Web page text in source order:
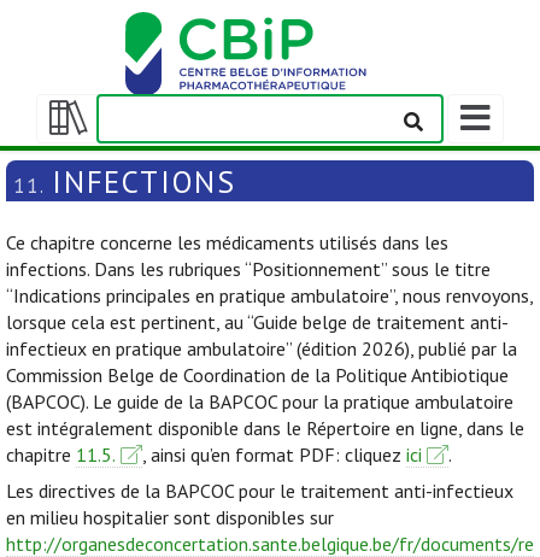
Afficher/masquer
la
table
matières
Afficher/
la
barre
navigation
11. INFECTIONS
Ce chapitre concerne les médicaments utilisés dans les
infections. Dans les rubriques “Positionnement” sous le titre
“Indications principales en pratique ambulatoire”, nous renvoyons,
lorsque cela est pertinent, au “Guide belge de traitement anti-
infectieux en pratique ambulatoire” (édition 2026), publié par la
Commission Belge de Coordination de la Politique Antibiotique
(BAPCOC). Le guide de la BAPCOC pour la pratique ambulatoire
est intégralement disponible dans le Répertoire en ligne, dans le
chapitre 11.5. , ainsi qu’en format PDF: cliquez ici
.
Les directives de la BAPCOC pour le traitement anti-infectieux
en milieu hospitalier sont disponibles sur
http://organesdeconcertation.sante.belgique.be/fr/documents/re